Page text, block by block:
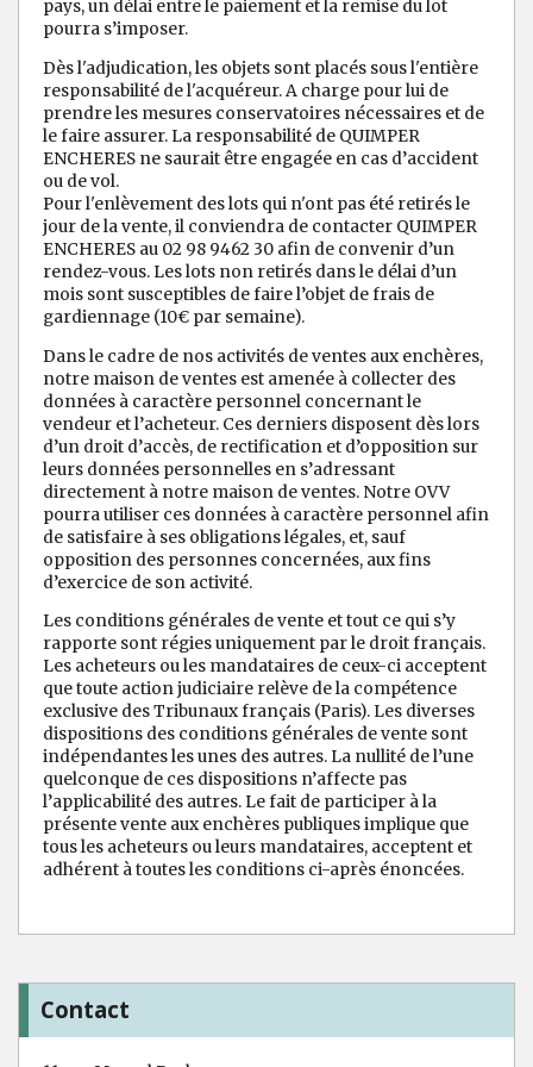
pays, un délai entre le paiement et la remise du lot
pourra s’imposer.
Dès l'adjudication, les objets sont placés sous l'entière
responsabilité de l'acquéreur. A charge pour lui de
prendre les mesures conservatoires nécessaires et de
le faire assurer. La responsabilité de QUIMPER
ENCHERES ne saurait être engagée en cas d’accident
ou de vol.
Pour l'enlèvement des lots qui n'ont pas été retirés le
jour de la vente, il conviendra de contacter QUIMPER
ENCHERES au 02 98 9462 30 afin de convenir d’un
rendez-vous. Les lots non retirés dans le délai d’un
mois sont susceptibles de faire l’objet de frais de
gardiennage (10€ par semaine).
Dans le cadre de nos activités de ventes aux enchères,
notre maison de ventes est amenée à collecter des
données à caractère personnel concernant le
vendeur et l’acheteur. Ces derniers disposent dès lors
d’un droit d’accès, de rectification et d’opposition sur
leurs données personnelles en s’adressant
directement à notre maison de ventes. Notre OVV
pourra utiliser ces données à caractère personnel afin
de satisfaire à ses obligations légales, et, sauf
opposition des personnes concernées, aux fins
d’exercice de son activité.
Les conditions générales de vente et tout ce qui s’y
rapporte sont régies uniquement par le droit français.
Les acheteurs ou les mandataires de ceux-ci acceptent
que toute action judiciaire relève de la compétence
exclusive des Tribunaux français (Paris). Les diverses
dispositions des conditions générales de vente sont
indépendantes les unes des autres. La nullité de l’une
quelconque de ces dispositions n’affecte pas
l’applicabilité des autres. Le fait de participer à la
présente vente aux enchères publiques implique que
tous les acheteurs ou leurs mandataires, acceptent et
adhérent à toutes les conditions ci-après énoncées.
Contact